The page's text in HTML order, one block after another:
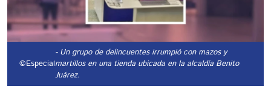
©Especial
- Un grupo de delincuentes irrumpió con mazos y
martillos en una tienda ubicada en la alcaldía Benito
Juárez.